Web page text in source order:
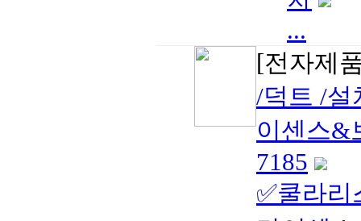
...
[전자제
/덕트 /설
이센스&
7185
✅쿨라리